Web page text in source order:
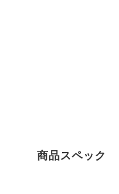
商品スペック